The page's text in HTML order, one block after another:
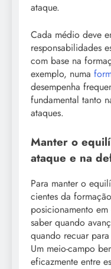
ataque.
Cada médio deve
responsabilidades
com base na
exemplo, numa
desempenha
fundamental tanto
ataques.
Manter o
ataque e na
Para manter o
cientes da
posicionamento
saber quando
quando recuar
Um meio-campo
eficazmente entre